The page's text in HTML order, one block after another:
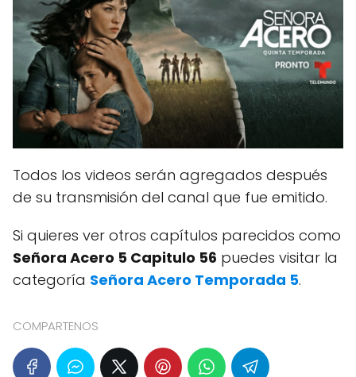
Todos los videos serán agregados después
de su transmisión del canal que fue emitido.
Si quieres ver otros capítulos parecidos como
Señora Acero 5 Capitulo 56 puedes visitar la
categoría Señora Acero Temporada 5.
COMPARTENOS